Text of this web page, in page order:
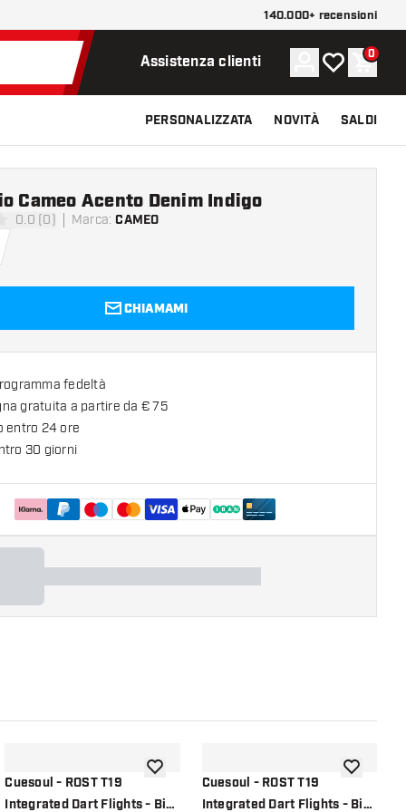
140.000+ recensioni
Assistenza clienti Account
La mia lista
0
PERSONALIZZATA NOVITÀ SALDI
0.0 (0) Marca: CAMEO
Cameo Acento Denim Indigo
CHIAMAMI
fedeltà
gratuita a partire da € 75
entro 24 ore
30 giorni
alla lista dei desideri
Cuesoul - ROST T19
Integrated Dart Flights - Big
aggiungi alla lista dei desideri
Cuesoul - ROST T19
Integrated Dart Flights - Big
aggiungi